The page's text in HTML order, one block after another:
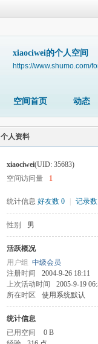
xiaociwei的个人空间
https://www.shumo.com/
空间首页 动态
个人资料
xiaociwei(UID: 35683)
空间访问量
1
统计信息 好友数 0 记录
性别 男
活跃概况
用户组 中级会员
注册时间
2004-9-26 18:11
上次活动时间
2005-9-19
所在时区
使用系统默认
统计信息
已用空间
0 B